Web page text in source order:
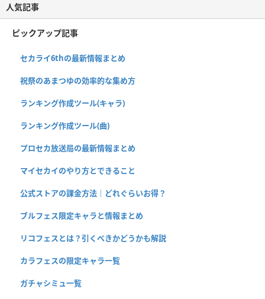
人気記事
ピックアップ記事
セカライ6thの最新情報まとめ
祝祭のあまつゆの効率的な集め方
ランキング作成ツール(キャラ)
ランキング作成ツール(曲)
プロセカ放送局の最新情報まとめ
マイセカイのやり方とできること
公式ストアの課金方法｜どれぐらいお得？
ブルフェス限定キャラと情報まとめ
リコフェスとは？引くべきかどうかも解説
カラフェスの限定キャラ一覧
ガチャシミュ一覧